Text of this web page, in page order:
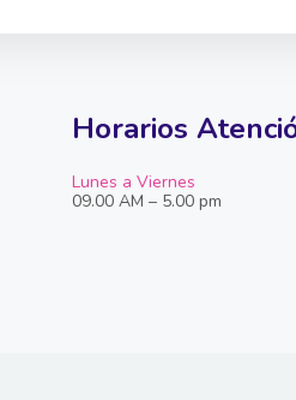
Horarios
Lunes a Viernes
09.00 AM – 5.00 pm